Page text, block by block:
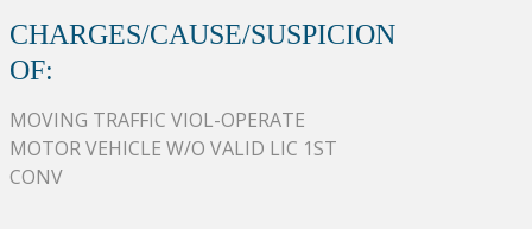
CHARGES/CAUSE/SUSPICION
OF:
MOVING TRAFFIC VIOL-OPERATE
MOTOR VEHICLE W/O VALID LIC 1ST
CONV